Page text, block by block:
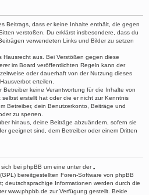
Beitrags, dass er keine Inhalte enthält, die gegen
verstoßen. Du erklärst insbesondere, dass du
verwendeten Links und Bilder zu setzen
Hausrecht aus. Bei Verstößen gegen diese
im Board veröffentlichten Regeln kann der
oder dauerhaft von der Nutzung dieses
erteilen.
Betreiber keine Verantwortung für die Inhalte von
erstellt hat oder die er nicht zur Kenntnis
Betreiber, dein Benutzerkonto, Beiträge und
zu sperren.
hinaus, deine Beiträge abzuändern, sofern sie
geeignet sind, dem Betreiber oder einem Dritten
bei phpBB um eine unter der „
(GPL) bereitgestellten Foren-Software von phpBB
deutschsprachige Informationen werden durch die
www.phpbb.de zur Verfügung gestellt. Beide